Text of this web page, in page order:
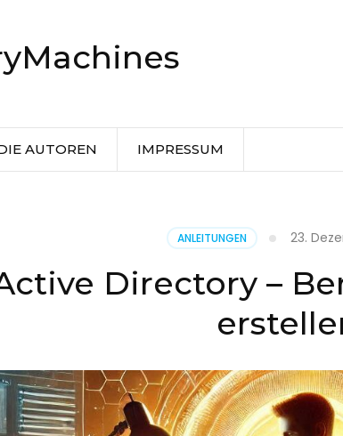
AUTOREN IMPRESSUM
ANLEITUNGEN 23.
Directory –